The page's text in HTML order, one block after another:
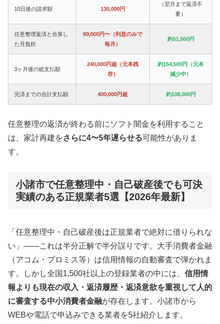
10日後の請求額 130,000円
（翌月まで返済不
要）
任意整理返済と合算し
た月負担
80,000円〜（利息のみで
毎月）
約51,500円
3ヶ月後の総支払額
240,000円超（元本残
存）
約154,500円（元本
減少中）
完済までの合計支払額 400,000円超 約108,000円
任意整理の返済が終わる前にソフト闇金を利用すること
は、家計再建をさらに4〜5年遅らせる可能性がありま
す。
小諸市で任意整理中・自己破産後でも可決
実績のある正規業者5選【2026年最新】
「任意整理中・自己破産後は正規業者で絶対に借りられな
い」——これは半分正解で半分誤りです。大手消費者金融
（アコム・プロミス等）は信用情報の自動審査で弾かれま
す。しかし全国1,500社以上の登録業者の中には、 信用情
報よりも現在の収入・返済履歴・返済意欲を重視して人的
に審査する中小消費者金融が存在します。小諸市から
WEBや電話で申込みできる業者を5社紹介します。